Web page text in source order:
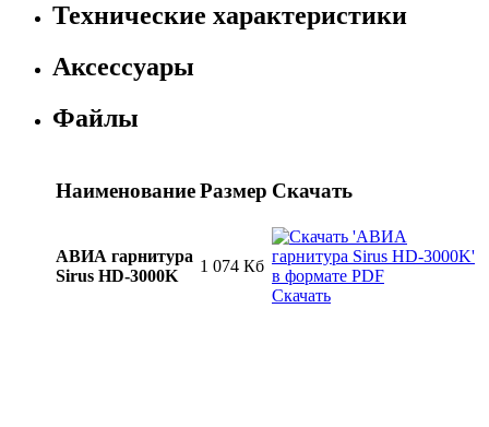
Технические характеристики
Аксессуары
Файлы
НаименованиеРазмер Скачать
АВИА гарнитура
Sirus HD-3000K
1 074 Кб
Скачать